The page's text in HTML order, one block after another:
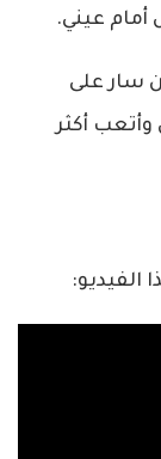
أمام عيني.
سار على
أكثر
الفيديو: